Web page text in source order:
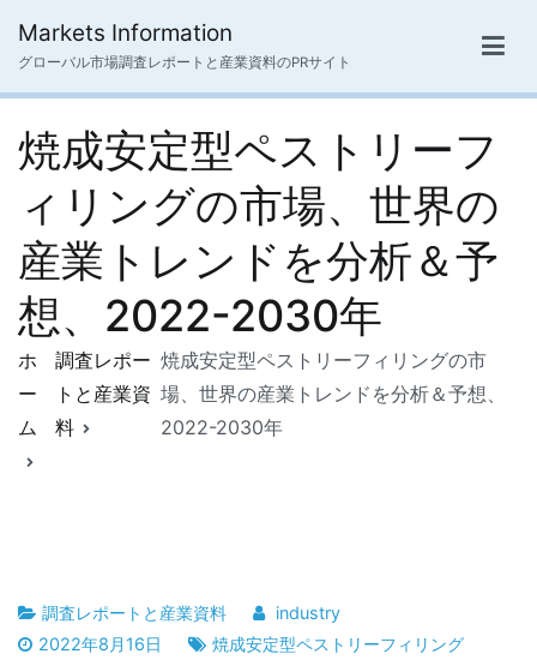
ス
Markets Information
グローバル市場調査レポートと産業資料のPRサイト
焼成安定型ペストリーフ
ィリングの市場、世界の
産業トレンドを分析＆予
想、2022-2030年
ホ
ー
ム
調査レポー
トと産業資
料
焼成安定型ペストリーフィリングの市
場、世界の産業トレンドを分析＆予想、
2022-2030年
調査レポートと産業資料
industry
2022年8月16日
焼成安定型ペストリーフィリング